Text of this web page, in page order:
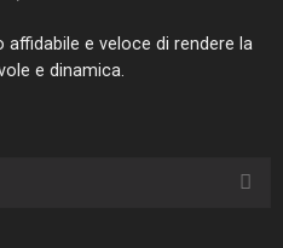
e veloce di rendere la
e dinamica.